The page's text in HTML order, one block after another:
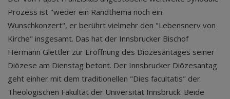
Prozess ist "weder ein Randthema noch ein
Wunschkonzert", er berührt vielmehr den "Lebensnerv von
Kirche" insgesamt. Das hat der Innsbrucker Bischof
Hermann Glettler zur Eröffnung des Diözesantages seiner
Diözese am Dienstag betont. Der Innsbrucker Diözesantag
geht einher mit dem traditionellen "Dies facultatis" der
Theologischen Fakultät der Universität Innsbruck. Beide